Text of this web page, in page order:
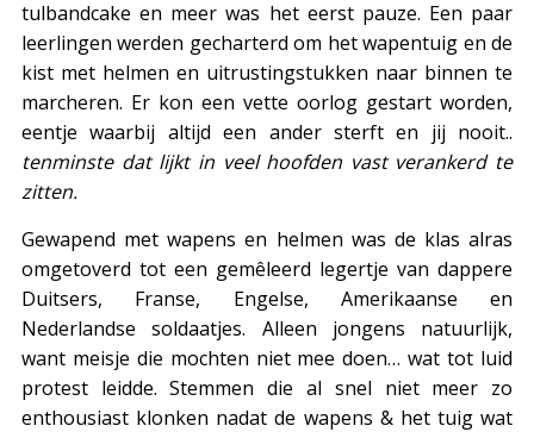
tulbandcake en meer was het eerst pauze. Een paar
leerlingen werden gecharterd om het wapentuig en de
kist met helmen en uitrustingstukken naar binnen te
marcheren. Er kon een vette oorlog gestart worden,
eentje waarbij altijd een ander sterft en jij nooit..
tenminste dat lijkt in veel hoofden vast verankerd te
zitten.
Gewapend met wapens en helmen was de klas alras
omgetoverd tot een gemêleerd legertje van dappere
Duitsers, Franse, Engelse, Amerikaanse en
Nederlandse soldaatjes. Alleen jongens natuurlijk,
want meisje die mochten niet mee doen… wat tot luid
protest leidde. Stemmen die al snel niet meer zo
enthousiast klonken nadat de wapens & het tuig wat